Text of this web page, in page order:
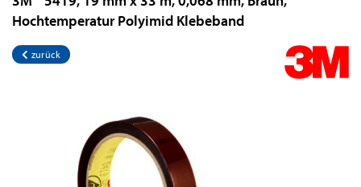
Hochtemperatur Polyimid Klebeband
zurück